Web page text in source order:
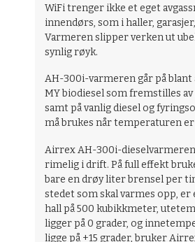
WiFi trenger ikke et eget
innendørs, som i haller,
Varmeren slipper verken ut
synlig røyk.
AH-300i-varmeren går på blant
MY biodiesel som fremstilles
samt på vanlig diesel og
må brukes når temperaturen er
Airrex AH-300i-
rimelig i drift. På full effekt
bare en drøy liter brensel per
stedet som skal varmes opp, er
hall på 500 kubikkmeter,
ligger på 0 grader, og
ligge på +15 grader, bruker